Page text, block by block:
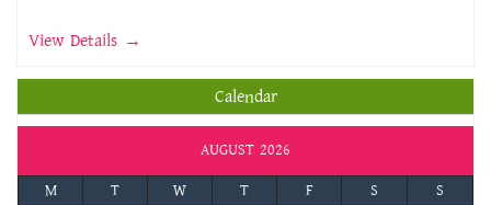
View Details →
Calendar
AUGUST 2026
M
T W T F S
S